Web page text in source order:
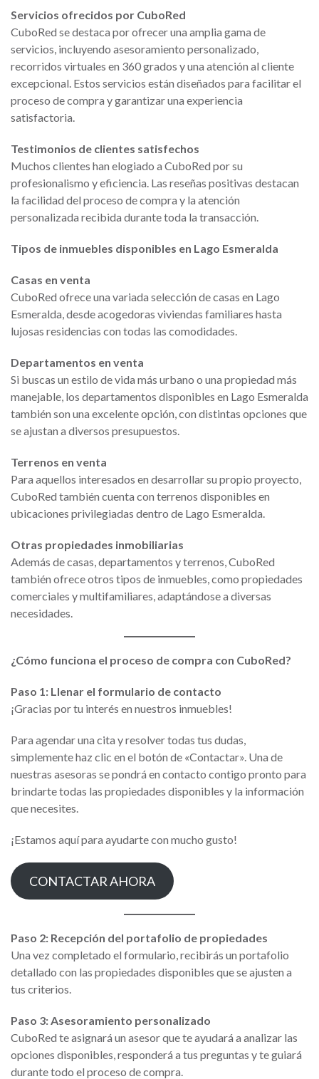
Servicios ofrecidos por CuboRed
CuboRed se destaca por ofrecer una amplia gama de
servicios, incluyendo asesoramiento personalizado,
recorridos virtuales en 360 grados y una atención al cliente
excepcional. Estos servicios están diseñados para facilitar el
proceso de compra y garantizar una experiencia
satisfactoria.
Testimonios de clientes satisfechos
Muchos clientes han elogiado a CuboRed por su
profesionalismo y eficiencia. Las reseñas positivas destacan
la facilidad del proceso de compra y la atención
personalizada recibida durante toda la transacción.
Tipos de inmuebles disponibles en Lago Esmeralda
Casas en venta
CuboRed ofrece una variada selección de casas en Lago
Esmeralda, desde acogedoras viviendas familiares hasta
lujosas residencias con todas las comodidades.
Departamentos en venta
Si buscas un estilo de vida más urbano o una propiedad más
manejable, los departamentos disponibles en Lago Esmeralda
también son una excelente opción, con distintas opciones que
se ajustan a diversos presupuestos.
Terrenos en venta
Para aquellos interesados en desarrollar su propio proyecto,
CuboRed también cuenta con terrenos disponibles en
ubicaciones privilegiadas dentro de Lago Esmeralda.
Otras propiedades inmobiliarias
Además de casas, departamentos y terrenos, CuboRed
también ofrece otros tipos de inmuebles, como propiedades
comerciales y multifamiliares, adaptándose a diversas
necesidades.
¿Cómo funciona el proceso de compra con CuboRed?
Paso 1: Llenar el formulario de contacto
¡Gracias por tu interés en nuestros inmuebles!
Para agendar una cita y resolver todas tus dudas,
simplemente haz clic en el botón de «Contactar». Una de
nuestras asesoras se pondrá en contacto contigo pronto para
brindarte todas las propiedades disponibles y la información
que necesites.
¡Estamos aquí para ayudarte con mucho gusto!
CONTACTAR AHORA
Paso 2: Recepción del portafolio de propiedades
Una vez completado el formulario, recibirás un portafolio
detallado con las propiedades disponibles que se ajusten a
tus criterios.
Paso 3: Asesoramiento personalizado
CuboRed te asignará un asesor que te ayudará a analizar las
opciones disponibles, responderá a tus preguntas y te guiará
durante todo el proceso de compra.